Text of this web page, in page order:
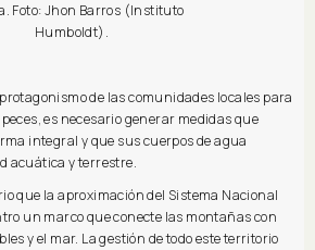
Foto: Jhon Barros (Instituto
Humboldt).
de las comunidades locales para
es necesario generar medidas que
integral y que sus cuerpos de agua
acuática y terrestre.
que la aproximación del Sistema Nacional
un marco que conecte las montañas con
y el mar. La gestión de todo este territorio